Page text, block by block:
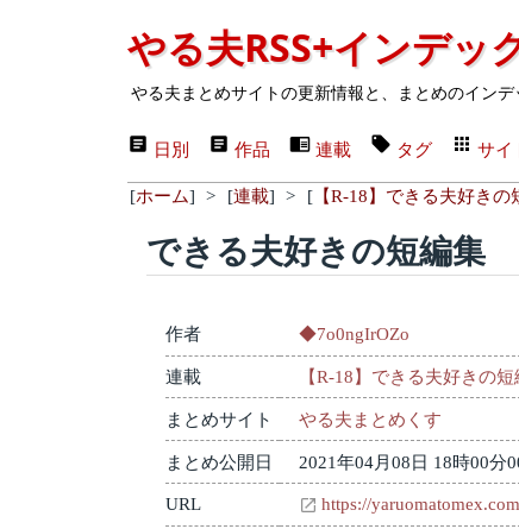
やる夫RSS+インデッ
やる夫まとめサイトの更新情報と、まとめのインデ
日別 作品 連載 タグ サイ
[ホーム] > [連載] > [【R-18】できる夫好きの
できる夫好きの短編集
作者 ◆7o0ngIrOZo
連載 【R-18】できる夫好きの
まとめサイト やる夫まとめくす
まとめ公開日 2021年04月08日 18時00分
URL https://